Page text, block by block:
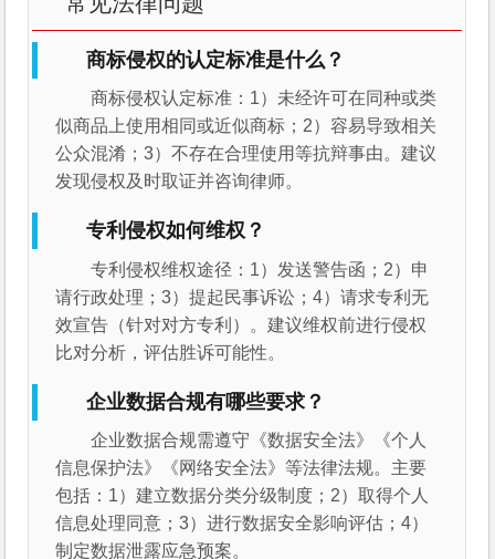
商标侵权的认定标准是什么？
商标侵权认定标准：1）未经许可在同种或类
似商品上使用相同或近似商标；2）容易导致相关
公众混淆；3）不存在合理使用等抗辩事由。建议
发现侵权及时取证并咨询律师。
专利侵权如何维权？
专利侵权维权途径：1）发送警告函；2）申
请行政处理；3）提起民事诉讼；4）请求专利无
效宣告（针对对方专利）。建议维权前进行侵权
比对分析，评估胜诉可能性。
企业数据合规有哪些要求？
企业数据合规需遵守《数据安全法》《个人
信息保护法》《网络安全法》等法律法规。主要
包括：1）建立数据分类分级制度；2）取得个人
信息处理同意；3）进行数据安全影响评估；4）
制定数据泄露应急预案。